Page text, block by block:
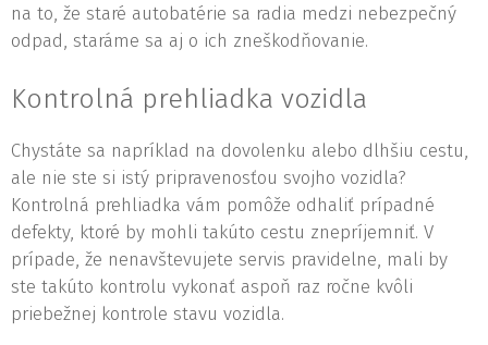
na to, že staré autobatérie sa radia medzi nebezpečný
odpad, staráme sa aj o ich zneškodňovanie.
Kontrolná prehliadka vozidla
Chystáte sa napríklad na dovolenku alebo dlhšiu cestu,
ale nie ste si istý pripravenosťou svojho vozidla?
Kontrolná prehliadka vám pomôže odhaliť prípadné
defekty, ktoré by mohli takúto cestu znepríjemniť. V
prípade, že nenavštevujete servis pravidelne, mali by
ste takúto kontrolu vykonať aspoň raz ročne kvôli
priebežnej kontrole stavu vozidla.